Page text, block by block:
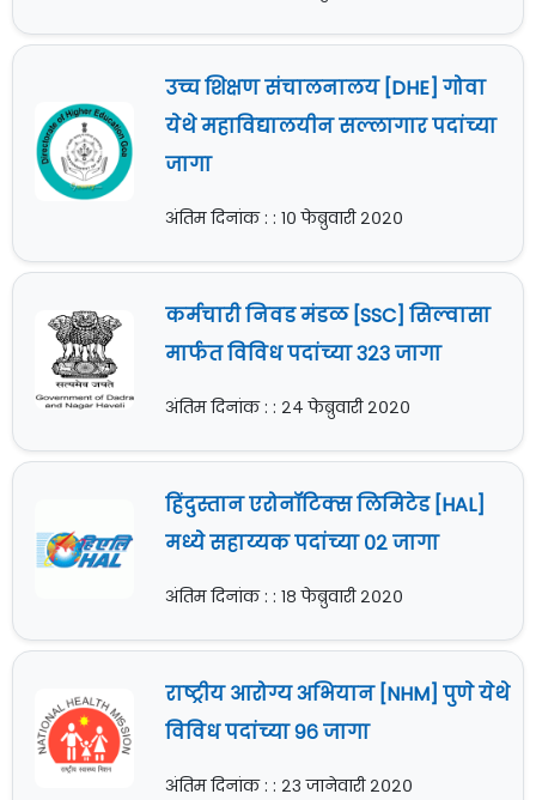
उच्च शिक्षण संचालनालय [DHE] गोवा
येथे महाविद्यालयीन सल्लागार पदांच्या
जागा
अंतिम दिनांक : : १० फेब्रुवारी २०२०
कर्मचारी निवड मंडळ [SSC] सिल्वासा
मार्फत विविध पदांच्या ३२३ जागा
अंतिम दिनांक : : २४ फेब्रुवारी २०२०
हिंदुस्तान एरोनॉटिक्स लिमिटेड [HAL]
मध्ये सहाय्यक पदांच्या ०२ जागा
अंतिम दिनांक : : १८ फेब्रुवारी २०२०
राष्ट्रीय आरोग्य अभियान [NHM] पुणे येथे
विविध पदांच्या ९६ जागा
अंतिम दिनांक : : २३ जानेवारी २०२०